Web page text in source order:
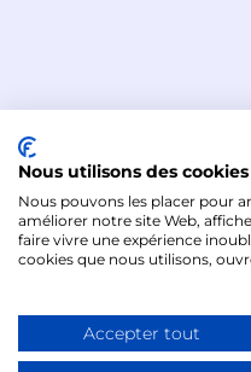
@Tous droits
Nous utilisons des cookies
Nous pouvons les placer pour
améliorer notre site Web,
faire vivre une expérience
cookies que nous utilisons,
Accepter tout